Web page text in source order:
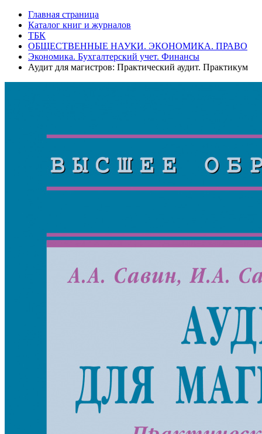
Главная страница
Каталог книг и журналов
ТБК
ОБЩЕСТВЕННЫЕ НАУКИ. ЭКОНОМИКА. ПРАВО
Экономика. Бухгалтерский учет. Финансы
Аудит для магистров: Практический аудит. Практикум